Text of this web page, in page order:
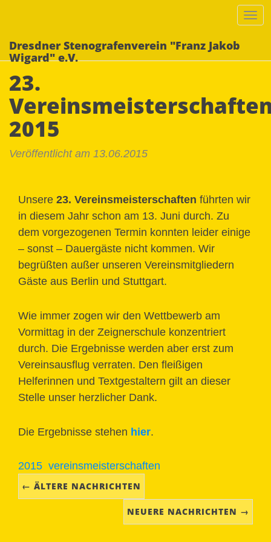
Dresdner Stenografenverein "Franz Jakob
Wigard" e.V.
23.
2015
Veröffentlicht am 13.06.2015
Unsere 23. Vereinsmeisterschaften führten wir
in diesem Jahr schon am 13. Juni durch. Zu
dem vorgezogenen Termin konnten leider einige
– sonst – Dauergäste nicht kommen. Wir
begrüßten außer unseren Vereinsmitgliedern
Gäste aus Berlin und Stuttgart.
Wie immer zogen wir den Wettbewerb am
Vormittag in der Zeignerschule konzentriert
durch. Die Ergebnisse werden aber erst zum
Vereinsausflug verraten. Den fleißigen
Helferinnen und Textgestaltern gilt an dieser
Stelle unser herzlicher Dank.
Die Ergebnisse stehen hier.
2015 vereinsmeisterschaften
← ÄLTERE NACHRICHTEN
NEUERE NACHRICHTEN →